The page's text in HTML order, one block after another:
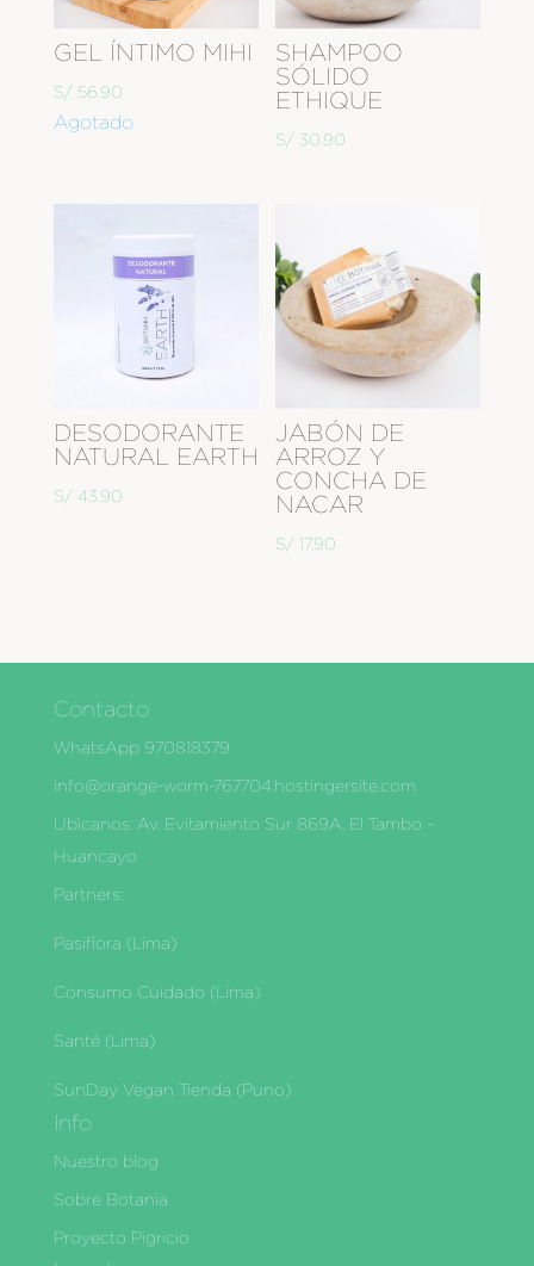
GEL ÍNTIMO MIHI
S/56.90
Agotado
SHAMPOO
SÓLIDO
ETHIQUE
S/ 30.90
DESODORANTE
NATURAL EARTH
S/ 43.90
JABÓN DE
ARROZ Y
CONCHA DE
NACAR
S/ 17.90
Contacto
WhatsApp 970818379
info@orange-worm-767704.hostingersite.com
Ubìcanos: Av. Evitamiento Sur 869A, El Tambo –
Huancayo
Partners:
Pasiflora (Lima)
Consumo Cuidado (Lima)
Santé (Lima)
SunDay Vegan Tienda (Puno)
Info
Nuestro blog
Sobre Botania
Proyecto Pigricio